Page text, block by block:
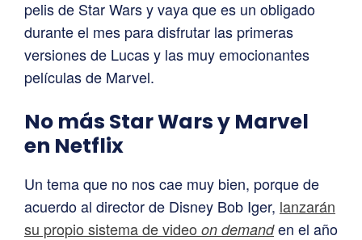
pelis de Star Wars y vaya que es un obligado
durante el mes para disfrutar las primeras
versiones de Lucas y las muy emocionantes
películas de Marvel.
No más Star Wars y Marvel
en Netflix
Un tema que no nos cae muy bien, porque de
acuerdo al director de Disney Bob Iger, lanzarán
su propio sistema de video on demanden el año